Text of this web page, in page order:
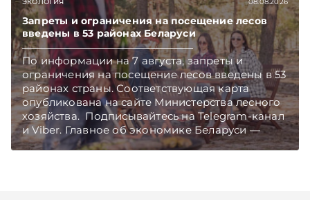
ЭКОЛОГИЯ 08.08.2026
Запреты и ограничения на посещение лесов
введены в 53 районах Беларуси
По информации на 7 августа, запреты и
ограничения на посещение лесов введены в 53
районах страны. Соответствующая карта
опубликована на сайте Министерства лесного
хозяйства. Подписывайтесь на Telegram‑канал
и Viber. Главное об экономике Беларуси —
раньше, чем в новостях TelegramViber